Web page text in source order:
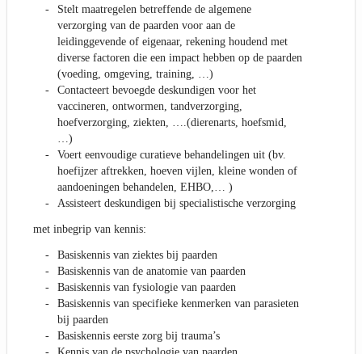
Stelt maatregelen betreffende de algemene
verzorging van de paarden voor aan de
leidinggevende of eigenaar, rekening houdend met
diverse factoren die een impact hebben op de paarden
(voeding, omgeving, training, …)
Contacteert bevoegde deskundigen voor het
vaccineren, ontwormen, tandverzorging,
hoefverzorging, ziekten, ….(dierenarts, hoefsmid,
…)
Voert eenvoudige curatieve behandelingen uit (bv.
hoefijzer aftrekken, hoeven vijlen, kleine wonden of
aandoeningen behandelen, EHBO,… )
Assisteert deskundigen bij specialistische verzorging
met inbegrip van kennis:
Basiskennis van ziektes bij paarden
Basiskennis van de anatomie van paarden
Basiskennis van fysiologie van paarden
Basiskennis van specifieke kenmerken van parasieten
bij paarden
Basiskennis eerste zorg bij trauma’s